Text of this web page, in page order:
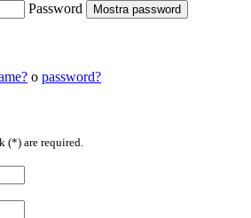
Password
Mostra password
o password?
(*) are required.